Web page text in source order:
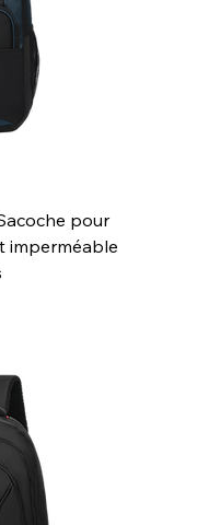
pour
imperméable